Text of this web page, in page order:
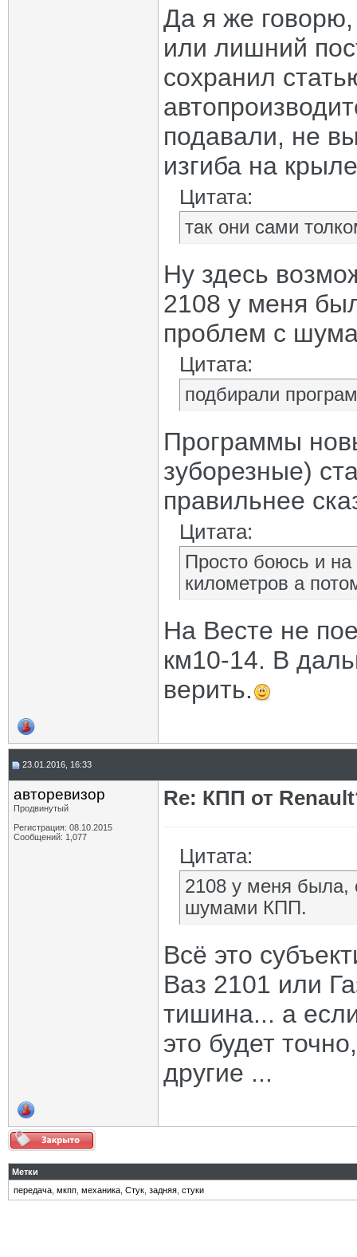
Да я же говорю,
или лишний
сохранил
подавали, не
изгиба на
Цитата:
так они сами
Ну здесь
2108 у меня
проблем с
Цитата:
подбирали
Программы
зуборезные)
правильнее
Цитата:
Просто боюсь и
километров а
На Весте не
км10-14. В
верить.
23.01.2016, 16:33
авторевизор
Продвинутый
Регистрация: 08.10.2015
Сообщений: 1,077
Re: КПП от
Цитата:
2108 у меня была,
шумами КПП.
Всё это
Ваз 2101 или
тишина... а
это будет
другие ...
Метки
передача мкпп механика Стук задняя стуки